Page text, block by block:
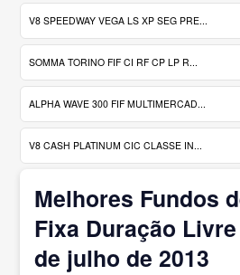
V8 SPEEDWAY VEGA LS XP SEG PRE...
SOMMA TORINO FIF CI RF CP LP R...
ALPHA WAVE 300 FIF MULTIMERCAD...
V8 CASH PLATINUM CIC CLASSE IN...
Melhores Fundos
Fixa Duração
de julho de 2013